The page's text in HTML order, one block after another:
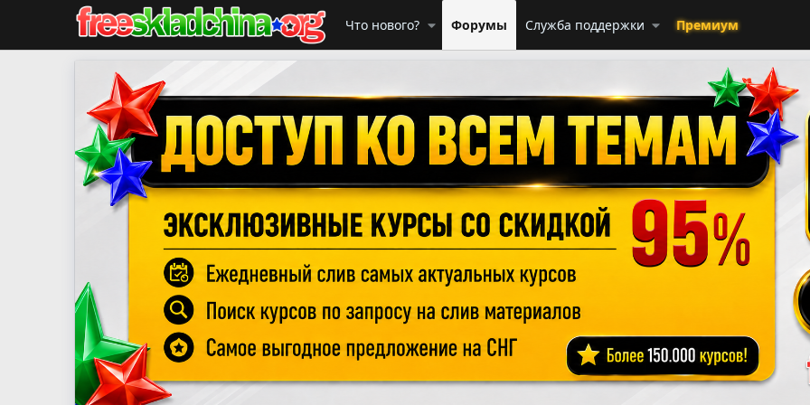
Что нового? Форумы Служба поддержки Премиум